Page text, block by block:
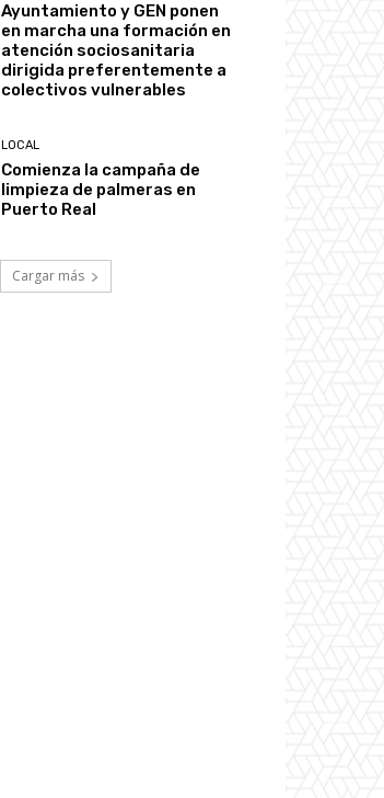
Ayuntamiento y GEN ponen
en marcha una formación en
atención sociosanitaria
dirigida preferentemente a
colectivos vulnerables
LOCAL
Comienza la campaña de
limpieza de palmeras en
Puerto Real
Cargar más